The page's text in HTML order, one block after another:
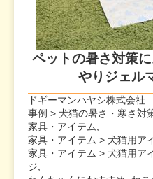
ペットの暑さ対策
やりジェル
ドギーマンハヤシ株式会社
事例 > 犬猫の暑さ・寒さ対
家具・アイテム,
家具・アイテム > 犬猫用ア
家具・アイテム > 犬猫用ア
ジ,